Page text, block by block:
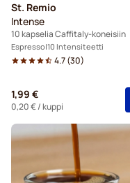
St. Remio
Intense
10 kapselia Caffitaly-koneisiin
Espresso 10 Intensiteetti
4.7(30)
1,99 €
0,20 €/ kuppi